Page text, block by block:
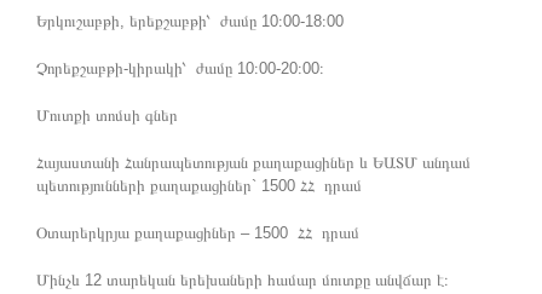
Երկուշաբթի, երեքշաբթի՝ ժամը 10։00-18։00
Չորեքշաբթի-կիրակի՝ ժամը 10։00-20։00։
Մուտքի տոմսի գներ
Հայաստանի Հանրապետության քաղաքացիներ և ԵԱՏՄ անդամ
պետությունների քաղաքացիներ` 1500 ՀՀ դրամ
Օտարերկրյա քաղաքացիներ – 1500 ՀՀ դրամ
Մինչև 12 տարեկան երեխաների համար մուտքը անվճար է։